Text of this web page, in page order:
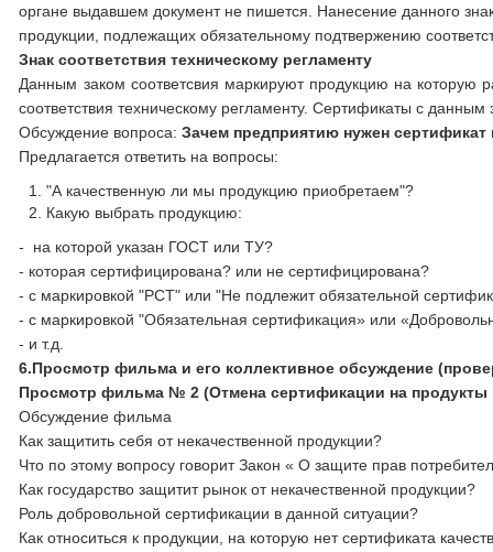
органе выдавшем документ не пишется. Нанесение данного
продукции, подлежащих обязательному подтвержению
Знак соответствия техническому регламенту
Данным заком соответсвия маркируют продукцию на которую
соответствия техническому регламенту. Сертификаты с
Обсуждение вопроса:Зачем предприятию нужен сертификат
Предлагается ответить на вопросы:
"А качественную ли мы продукцию приобретаем"?
Какую выбрать продукцию:
- на которой указан ГОСТ или ТУ?
- которая сертифицирована? или не сертифицирована?
- с маркировкой "РСТ" или "Не подлежит обязательной
- с маркировкой "Обязательная сертификация» или
- и т.д.
6.Просмотр фильма и его коллективное обсуждение
Просмотр фильма № 2 (Отмена сертификации на продукты
Обсуждение фильма
Как защитить себя от некачественной продукции?
Что по этому вопросу говорит Закон « О защите прав
Как государство защитит рынок от некачественной продукции?
Роль добровольной сертификации в данной ситуации?
Как относиться к продукции, на которую нет сертификата